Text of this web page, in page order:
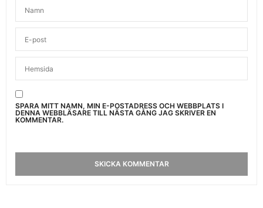
SPARA MITT NAMN, MIN E-POSTADRESS OCH WEBBPLATS I
DENNA WEBBLÄSARE TILL NÄSTA GÅNG JAG SKRIVER EN
KOMMENTAR.